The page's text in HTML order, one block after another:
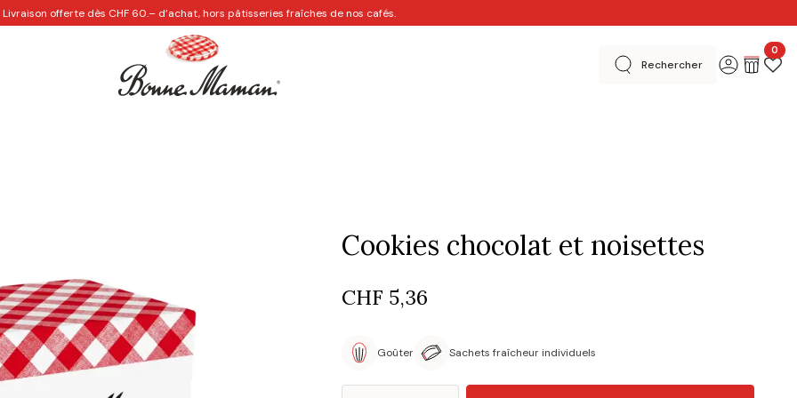
Livraison offerte dès CHF 60.– d’achat, hors pâtisseries fraîches de nos cafés.
Rechercher
0
Cookies chocolat et noisettes
CHF 5,36
Goûter Sachets fraîcheur individuels